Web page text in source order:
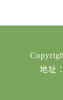
地址